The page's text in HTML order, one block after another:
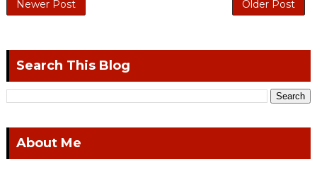
Newer Post Older Post
Search This Blog
About Me